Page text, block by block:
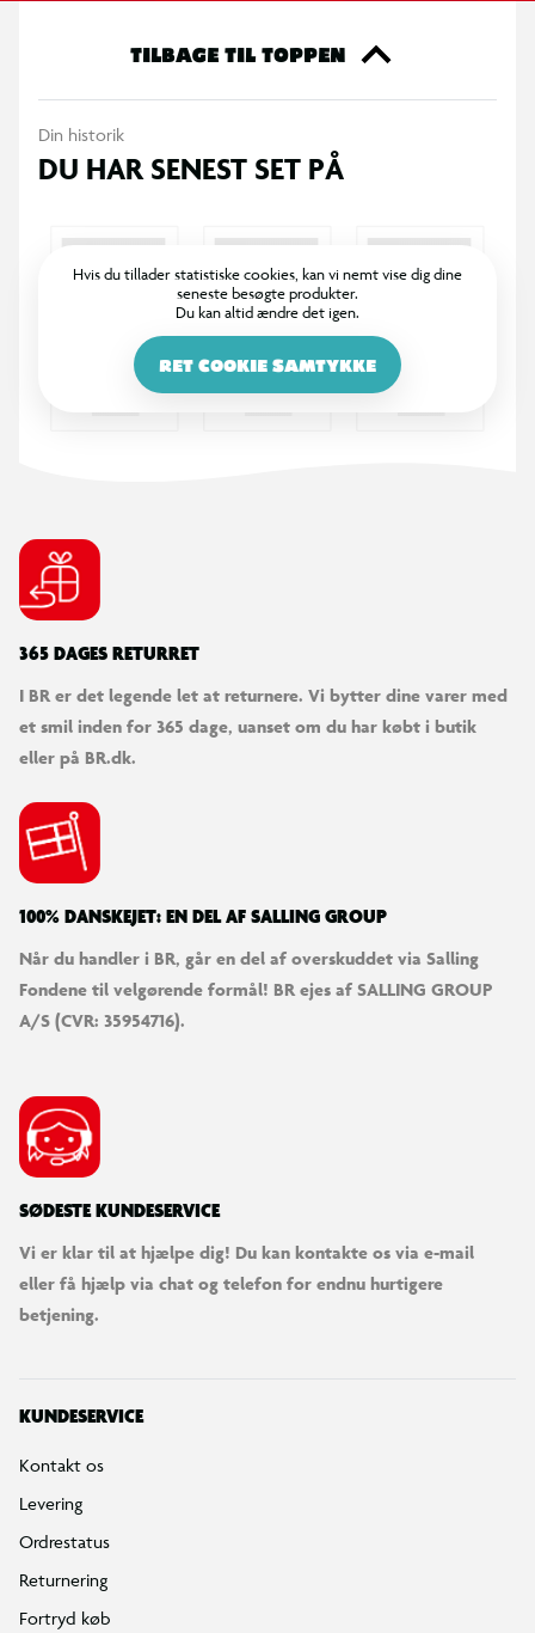
humør-boost. Inkl. batterier, der kan udskiftes.
TILBAGE TIL TOPPEN
Din historik
DU HAR SENEST SET PÅ
Hvis du tillader statistiske cookies, kan vi nemt vise dig dine
seneste besøgte produkter.
Du kan altid ændre det igen.
RET COOKIE SAMTYKKE
365 DAGES RETURRET
I BR er det legende let at returnere. Vi bytter dine varer med
et smil inden for 365 dage, uanset om du har købt i butik
eller på BR.dk.
100% DANSKEJET: EN DEL AF SALLING GROUP
Når du handler i BR, går en del af overskuddet via Salling
Fondene til velgørende formål! BR ejes af SALLING GROUP
A/S (CVR: 35954716).
SØDESTE KUNDESERVICE
Vi er klar til at hjælpe dig! Du kan kontakte os via e-mail
eller få hjælp via chat og telefon for endnu hurtigere
betjening.
KUNDESERVICE
Kontakt os
Levering
Ordrestatus
Returnering
Fortryd køb